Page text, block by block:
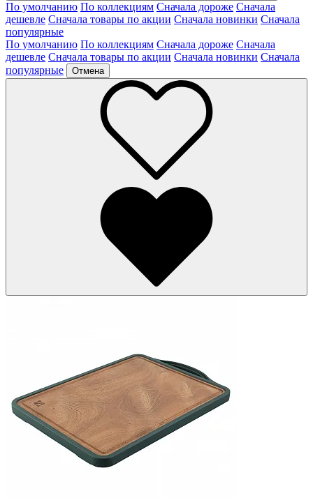
По умолчанию По коллекциям Сначала дороже Сначала
дешевле Сначала товары по акции Сначала новинки Сначала
популярные
По умолчанию По коллекциям Сначала дороже Сначала
дешевле Сначала товары по акции Сначала новинки Сначала
популярные
Отмена